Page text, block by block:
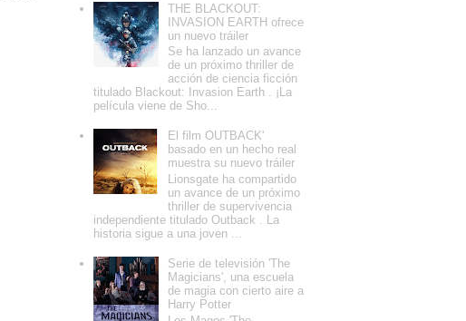
THE BLACKOUT:
INVASION EARTH ofrece
un nuevo tráiler
Se ha lanzado un avance
de un próximo thriller de
acción de ciencia ficción
titulado Blackout: Invasion Earth . ¡La
película viene de Sho...
El film OUTBACK'
basado en un hecho real
muestra su nuevo tráiler
Lionsgate ha compartido
un avance de un próximo
thriller de supervivencia
independiente titulado Outback . La
historia sigue a una joven ...
Serie de televisión 'The
Magicians', una escuela
de magia con cierto aire a
Harry Potter